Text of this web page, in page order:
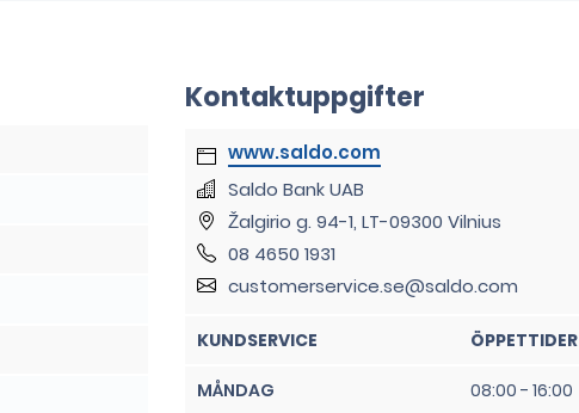
Kontaktuppgifter
Saldo Bank UAB
Žalgirio g. 94-1, LT-09300 Vilnius
08 4650 1931
customerservice.se@saldo.com
KUNDSERVICE ÖPPETTIDER
MÅNDAG 08:00 - 16:00